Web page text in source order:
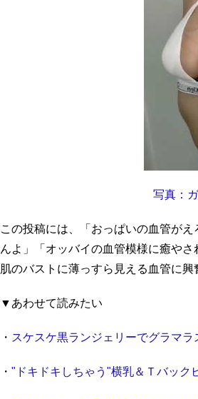
写真：
この投稿には、「おっぱいの血管が
んよ」「オッバイの血管模様に癒や
肌のバストに薄っすら見える血管に
▼あわせて読みたい
・ スケスケ黒ランジェリーでグラマ
・ "ドキドキしちゃう"横乳＆Ｔバック